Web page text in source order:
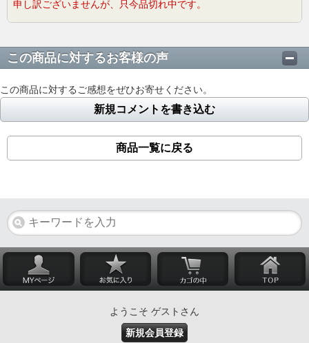
申し訳ございませんが、只今品切れ中です。
この商品に対するお客様の声
この商品に対するご感想をぜひお寄せください。
新規コメントを書き込む
商品一覧に戻る
ようこそ ゲストさん
新規会員登録